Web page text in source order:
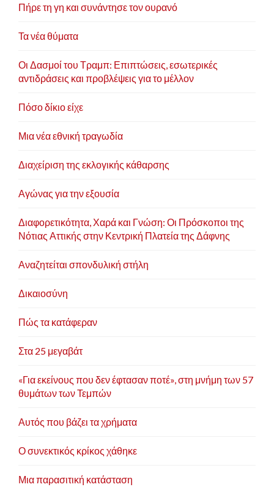
Πήρε τη γη και συνάντησε τον ουρανό
Τα νέα θύματα
Οι Δασμοί του Τραμπ: Επιπτώσεις, εσωτερικές
αντιδράσεις και προβλέψεις για το μέλλον
Πόσο δίκιο είχε
Μια νέα εθνική τραγωδία
Διαχείριση της εκλογικής κάθαρσης
Αγώνας για την εξουσία
Διαφορετικότητα, Χαρά και Γνώση: Οι Πρόσκοποι της
Νότιας Αττικής στην Κεντρική Πλατεία της Δάφνης
Αναζητείται σπονδυλική στήλη
Δικαιοσύνη
Πώς τα κατάφεραν
Στα 25 μεγαβάτ
«Για εκείνους που δεν έφτασαν ποτέ», στη μνήμη των 57
θυμάτων των Τεμπών
Αυτός που βάζει τα χρήματα
Ο συνεκτικός κρίκος χάθηκε
Μια παρασιτική κατάσταση